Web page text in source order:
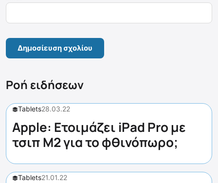
Ροή ειδήσεων
Tablets28.03.22
Apple: Ετοιμάζει iPad Pro με
τσιπ M2 για το φθινόπωρο;
Tablets21.01.22